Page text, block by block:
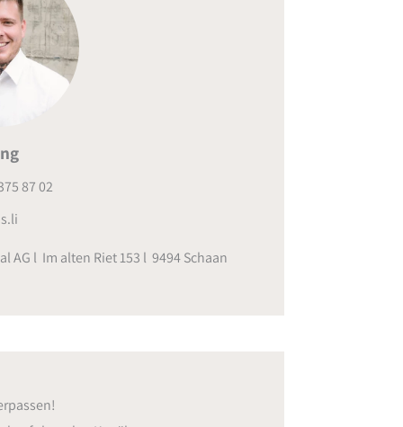
87 02
AG l Im alten Riet 153 l 9494 Schaan